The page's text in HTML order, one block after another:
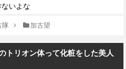
いよな
隊 加古望
トリオン体って化粧をした美人